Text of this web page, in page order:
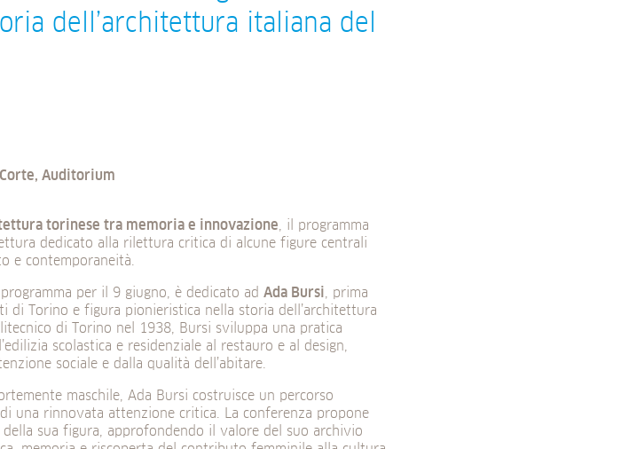
dell’architettura italiana del
Auditorium
torinese tra memoria e innovazione, il programma
dedicato alla rilettura critica di alcune figure centrali
e contemporaneità.
per il 9 giugno, è dedicato ad Ada Bursi, prima
di Torino e figura pionieristica nella storia dell’architettura
di Torino nel 1938, Bursi sviluppa una pratica
scolastica e residenziale al restauro e al design,
sociale e dalla qualità dell’abitare.
maschile, Ada Bursi costruisce un percorso
una rinnovata attenzione critica. La conferenza propone
sua figura, approfondendo il valore del suo archivio